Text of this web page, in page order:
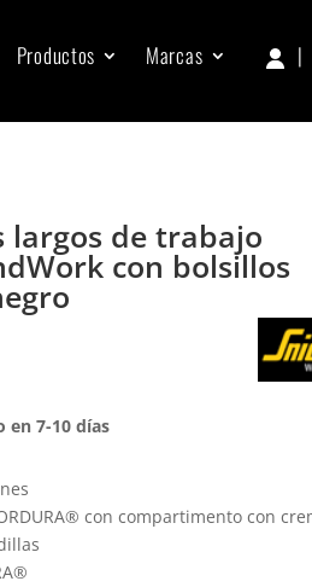
Productos Marcas |
largos de trabajo
con bolsillos
en 7-10 días
con compartimento con